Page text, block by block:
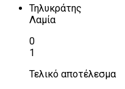
Τηλυκράτης
Λαμία
0
1
Τελικό αποτέλεσμα